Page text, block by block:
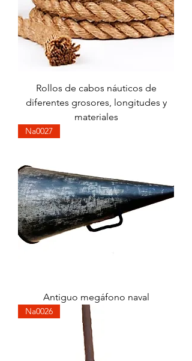
Rollos de cabos náuticos de
diferentes grosores, longitudes y
materiales
Na0027
Antiguo megáfono naval
Na0026